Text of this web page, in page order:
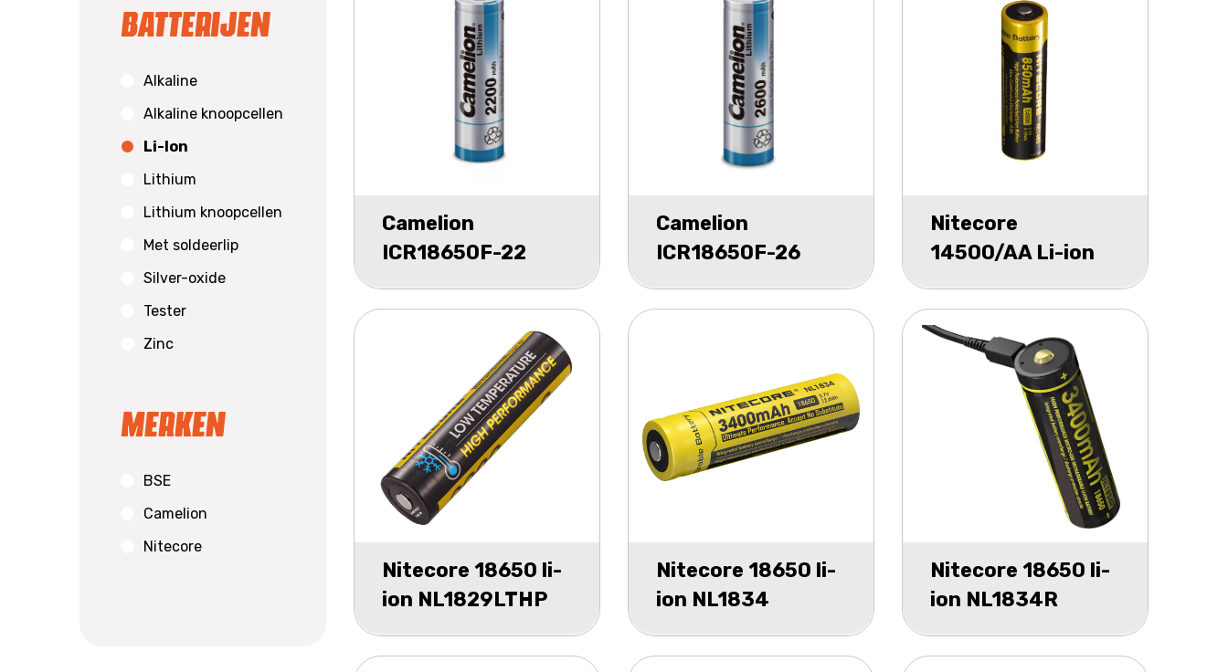
Camelion
ICR18650F-22
2200mAh
Camelion
ICR18650F-26
2600mAh
Nitecore
14500/AA Li-ion
1000mah blister 1
Nitecore 18650 li-
ion NL1829LTHP
low tempe
Nitecore 18650 li-
ion NL1834
Nitecore 18650 li-
ion NL1834R
charge blister 1
Batterijen
Alkaline
Alkaline knoopcellen
Li-Ion
Lithium
Lithium knoopcellen
Met soldeerlip
Silver-oxide
Tester
Zinc
Merken
BSE
Camelion
Nitecore